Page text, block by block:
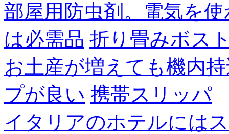
部屋用防虫剤。電気を
は必需品 折り畳みボス
お土産が増えても機内
プが良い 携帯スリッパ
イタリアのホテルには